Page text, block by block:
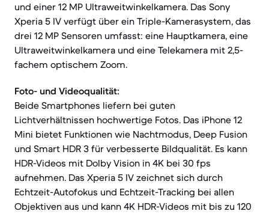
und einer 12 MP Ultraweitwinkelkamera. Das Sony
Xperia 5 IV verfügt über ein Triple-Kamerasystem, das
drei 12 MP Sensoren umfasst: eine Hauptkamera, eine
Ultraweitwinkelkamera und eine Telekamera mit 2,5-
fachem optischem Zoom.
Foto- und Videoqualität:
Beide Smartphones liefern bei guten
Lichtverhältnissen hochwertige Fotos. Das iPhone 12
Mini bietet Funktionen wie Nachtmodus, Deep Fusion
und Smart HDR 3 für verbesserte Bildqualität. Es kann
HDR-Videos mit Dolby Vision in 4K bei 30 fps
aufnehmen. Das Xperia 5 IV zeichnet sich durch
Echtzeit-Autofokus und Echtzeit-Tracking bei allen
Objektiven aus und kann 4K HDR-Videos mit bis zu 120